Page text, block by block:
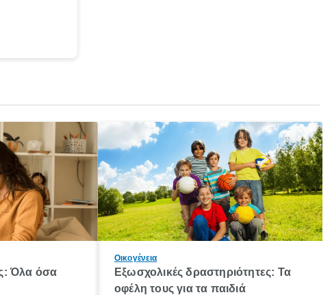
Όλα όσα
Οικογένεια
Εξωσχολικές δραστηριότητες: Τα
οφέλη τους για τα παιδιά